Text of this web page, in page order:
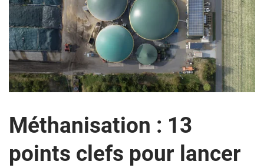
Méthanisation : 13
points clefs pour lancer